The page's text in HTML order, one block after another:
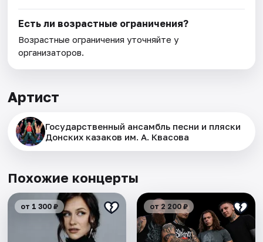
Есть ли возрастные ограничения?
Возрастные ограничения уточняйте у
организаторов.
Артист
Государственный ансамбль песни и пляски
Донских казаков им. А. Квасова
Похожие концерты
от 1 300 ₽ от 2 200 ₽